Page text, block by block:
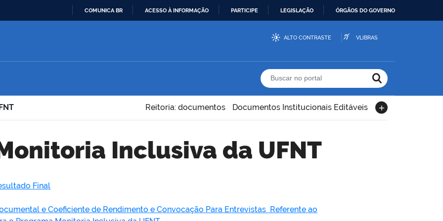
CONTEÚDO
COMUNICA BR ACESSO À INFORMAÇÃO PARTICIPE LEGISLAÇÃO ÓRGÃOS DO GOVERNO
ALTO CONTRASTE VLIBRAS
Buscar no portal
Reitoria: documentos Documentos Institucionais Editáveis
Inclusiva da UFNT
Final
e Coeficiente de Rendimento e Convocação Para Entrevistas Referente ao